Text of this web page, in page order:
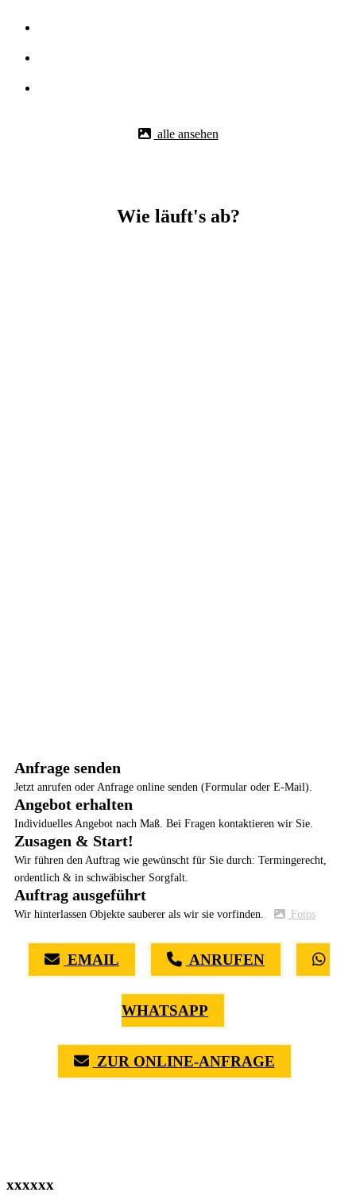
alle ansehen
Wie läuft's ab?
Anfrage senden
Jetzt anrufen oder Anfrage online senden (Formular oder E-Mail).
Angebot erhalten
Individuelles Angebot nach Maß. Bei Fragen kontaktieren wir Sie.
Zusagen & Start!
Wir führen den Auftrag wie gewünscht für Sie durch: Termingerecht,
ordentlich & in schwäbischer Sorgfalt.
Auftrag ausgeführt
Wir hinterlassen Objekte sauberer als wir sie vorfinden. Fotos
EMAIL ANRUFEN
WHATSAPP
ZUR ONLINE-ANFRAGE
xxxxxx